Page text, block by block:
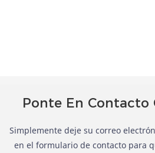
Ponte En Contacto
Simplemente deje su correo
en el formulario de contacto para